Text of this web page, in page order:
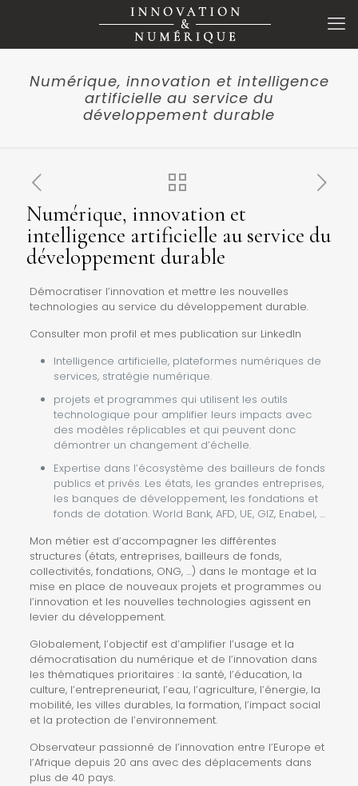
Numérique, innovation et intelligence
artificielle au service du
développement durable
Numérique, innovation et
intelligence artificielle au service du
développement durable
Démocratiser l’innovation et mettre les nouvelles
technologies au service du développement durable.
Consulter mon profil et mes publication sur LinkedIn
Intelligence artificielle, plateformes numériques de
services, stratégie numérique.
projets et programmes qui utilisent les outils
technologique pour amplifier leurs impacts avec
des modèles réplicables et qui peuvent donc
démontrer un changement d’échelle.
Expertise dans l’écosystème des bailleurs de fonds
publics et privés. Les états, les grandes entreprises,
les banques de développement, les fondations et
fonds de dotation. World Bank, AFD, UE, GIZ, Enabel, …
Mon métier est d’accompagner les différentes
structures (états, entreprises, bailleurs de fonds,
collectivités, fondations, ONG, …) dans le montage et la
mise en place de nouveaux projets et programmes ou
l’innovation et les nouvelles technologies agissent en
levier du développement.
Globalement, l’objectif est d’amplifier l’usage et la
démocratisation du numérique et de l’innovation dans
les thématiques prioritaires : la santé, l’éducation, la
culture, l’entrepreneuriat, l’eau, l’agriculture, l’énergie, la
mobilité, les villes durables, la formation, l’impact social
et la protection de l’environnement.
Observateur passionné de l’innovation entre l’Europe et
l’Afrique depuis 20 ans avec des déplacements dans
plus de 40 pays.